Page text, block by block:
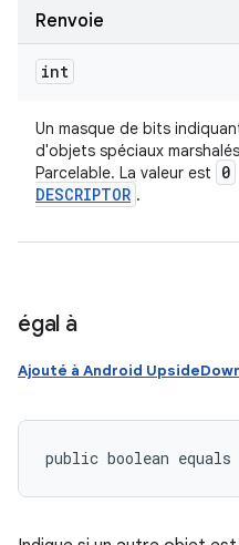
Renvoie
int
Un masque de bits
d'objets spéciaux
Parcelable. La valeur est
0
DESCRIPTOR .
égal à
Ajouté à Android
public boolean